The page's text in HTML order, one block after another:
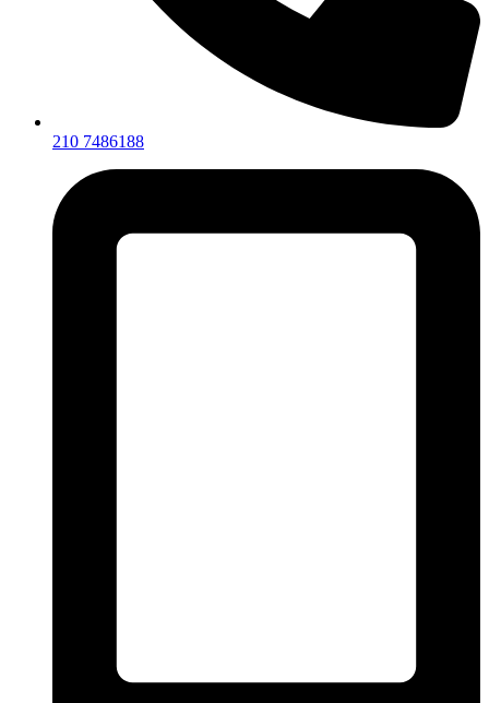
210 7486188